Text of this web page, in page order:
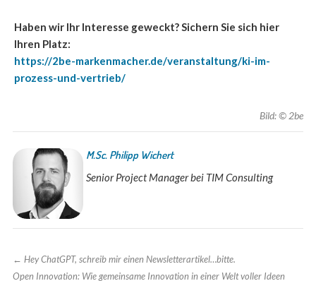
Haben wir Ihr Interesse geweckt? Sichern Sie sich hier
Ihren Platz:
https://2be-markenmacher.de/veranstaltung/ki-im-
prozess-und-vertrieb/
Bild: © 2be
M.Sc. Philipp Wichert
Senior Project Manager bei TIM Consulting
← Hey ChatGPT, schreib mir einen Newsletterartikel…bitte.
Open Innovation: Wie gemeinsame Innovation in einer Welt voller Ideen